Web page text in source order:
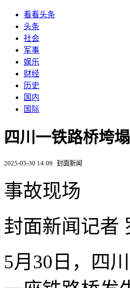
看看头条
头条
社会
军事
娱乐
财经
历史
国内
国际
四川一铁路桥垮
2025-05-30 14:09 封面新闻
事故现场
封面新闻记者
5月30日，四